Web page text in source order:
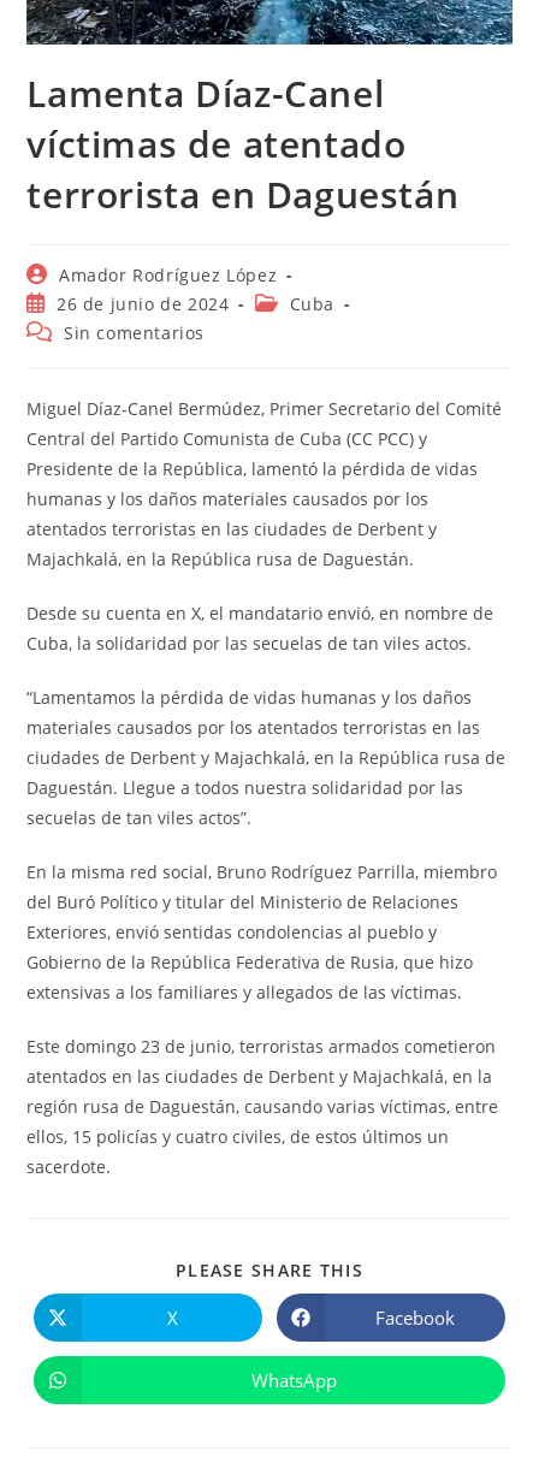
Lamenta Díaz-Canel
víctimas de atentado
terrorista en Daguestán
Autor
de
la
entrada:
Amador Rodríguez López
Publicación
de
26 de junio de 2024
Categoría
Cuba
Comentarios
entrada:
Sin comentarios
Miguel Díaz-Canel Bermúdez, Primer Secretario del Comité
Central del Partido Comunista de Cuba (CC PCC) y
Presidente de la República, lamentó la pérdida de vidas
humanas y los daños materiales causados por los
atentados terroristas en las ciudades de Derbent y
Majachkalá, en la República rusa de Daguestán.
Desde su cuenta en X, el mandatario envió, en nombre de
Cuba, la solidaridad por las secuelas de tan viles actos.
“Lamentamos la pérdida de vidas humanas y los daños
materiales causados por los atentados terroristas en las
ciudades de Derbent y Majachkalá, en la República rusa de
Daguestán. Llegue a todos nuestra solidaridad por las
secuelas de tan viles actos”.
En la misma red social, Bruno Rodríguez Parrilla, miembro
del Buró Político y titular del Ministerio de Relaciones
Exteriores, envió sentidas condolencias al pueblo y
Gobierno de la República Federativa de Rusia, que hizo
extensivas a los familiares y allegados de las víctimas.
Este domingo 23 de junio, terroristas armados cometieron
atentados en las ciudades de Derbent y Majachkalá, en la
región rusa de Daguestán, causando varias víctimas, entre
ellos, 15 policías y cuatro civiles, de estos últimos un
sacerdote.
PLEASE SHARE THIS
abre
en
ventana
X Se
abre
en
ventana
Facebook
Se
abre
WhatsApp